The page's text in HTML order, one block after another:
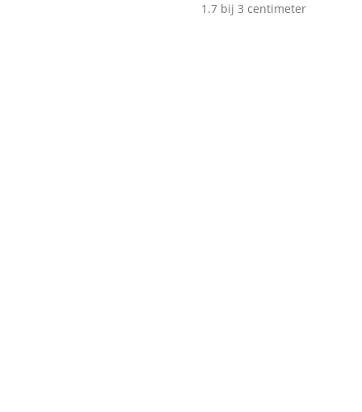
1.7 bij 3 centimeter